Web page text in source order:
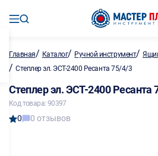
Главная/ Каталог/ Ручной инструмент/
/ Степлер эл. ЭСТ-2400 Ресанта 75/4/3
Степлер эл. ЭСТ-2400 Ресанта
Код товара: 90397
0 0 отзывов